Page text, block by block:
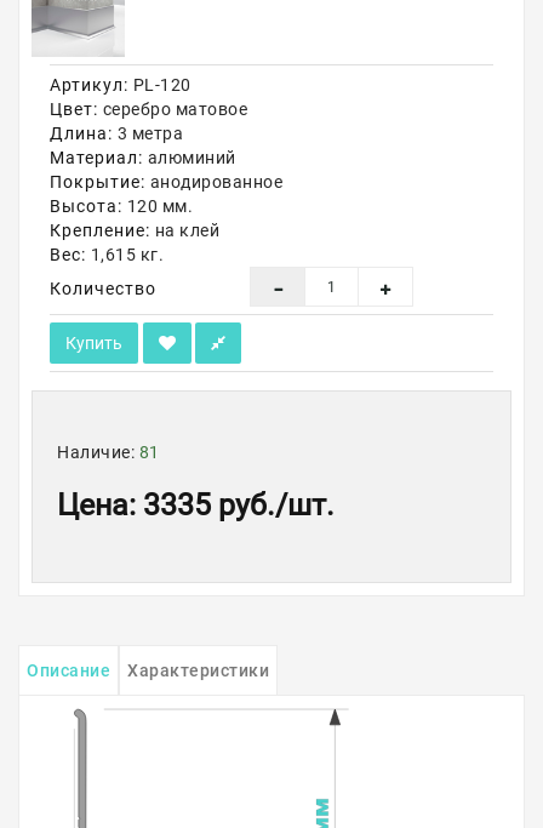
Акции
Артикул: PL-120
Цвет: серебро матовое
Длина: 3 метра
Материал: алюминий
Покрытие: анодированное
Высота: 120 мм.
Крепление: на клей
Вес: 1,615 кг.
Количество
Купить
Наличие: 81
Цена: 3335 руб./шт.
Описание Характеристики